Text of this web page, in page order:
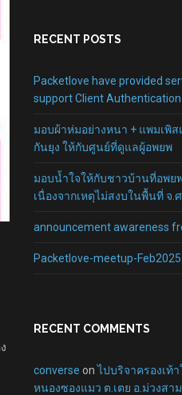
RECENT POSTS
Packetlove have provided
support Client Authentication
มอบผ้าห่มอย่างหนา + แพมเพิส
กันยุง ให้กับศูนย์ที่ดูแลผู้อพยพ
มอบน้ำใจให้กับชาวบ้านที่อพย
เนื่องจากเหตุไม่สงบในพื้นที่ จ.
announcement awareness
Packetlove-meetup-Feb2025
RECENT COMMENTS
converse onไปบริจาครองเท้
หนองซองแมว ต.เตย อ.ม่วงสา